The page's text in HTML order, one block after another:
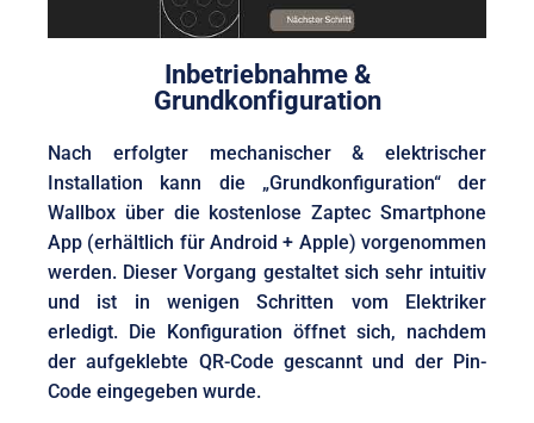
Inbetriebnahme &
Grundkonfiguration
Nach erfolgter mechanischer & elektrischer
Installation kann die „Grundkonfiguration“ der
Wallbox über die kostenlose Zaptec Smartphone
App (erhältlich für Android + Apple) vorgenommen
werden. Dieser Vorgang gestaltet sich sehr intuitiv
und ist in wenigen Schritten vom Elektriker
erledigt. Die Konfiguration öffnet sich, nachdem
der aufgeklebte QR-Code gescannt und der Pin-
Code eingegeben wurde.